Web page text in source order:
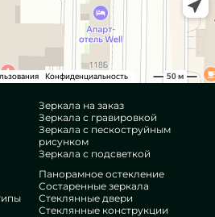
Зеркала на заказ
Зеркала с гравировкой
Зеркала с пескоструйным
рисунком
Зеркала с подсветкой
Панорамное остекление
Состаренные зеркала
Стеклянные двери
Стеклянные конструкции